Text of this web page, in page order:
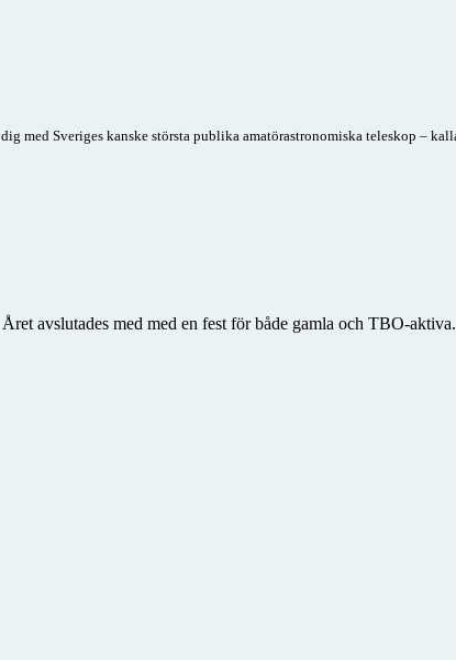
med Sveriges kanske största publika amatörastronomiska teleskop –
avslutades med med en fest för både gamla och TBO-